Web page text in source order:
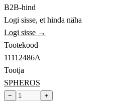
B2B-hind
Logi sisse, et hinda näha
Logi sisse →
Tootekood
11112486A
Tootja
SPHEROS
− +